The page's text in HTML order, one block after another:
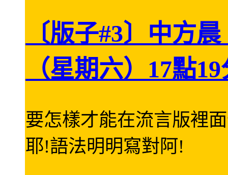
〔版子#3〕中方
（星期六）17點
要怎樣才能在流言版裡
耶!語法明明寫對阿!